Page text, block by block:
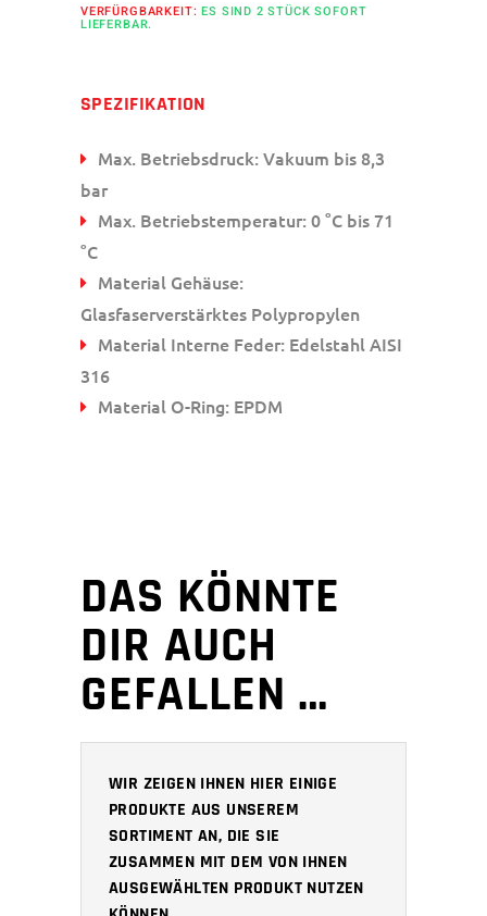
VERFÜRGBARKEIT:ES SIND 2 STÜCK SOFORT
LIEFERBAR.
SPEZIFIKATION
Max. Betriebsdruck: Vakuum bis 8,3
bar
Max. Betriebstemperatur: 0 °C bis 71
°C
Material Gehäuse:
Glasfaserverstärktes Polypropylen
Material Interne Feder: Edelstahl AISI
316
Material O-Ring: EPDM
DAS KÖNNTE
DIR AUCH
GEFALLEN …
WIR ZEIGEN IHNEN HIER EINIGE
PRODUKTE AUS UNSEREM
SORTIMENT AN, DIE SIE
ZUSAMMEN MIT DEM VON IHNEN
AUSGEWÄHLTEN PRODUKT NUTZEN